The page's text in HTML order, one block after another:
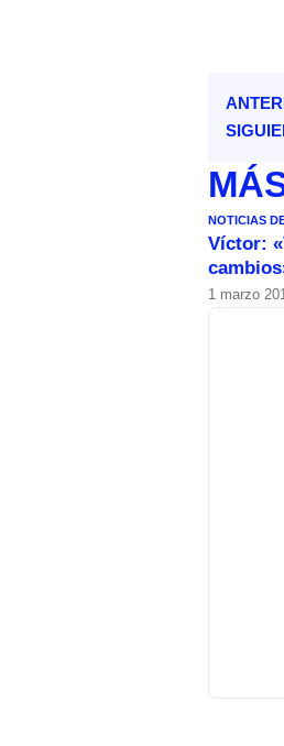
NOTICIAS
Víctor:
1 marzo